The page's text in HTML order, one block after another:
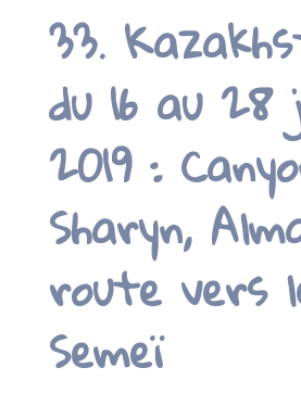
33.
du 16 au 28
2019 :
Sharyn,
route vers
Semeï